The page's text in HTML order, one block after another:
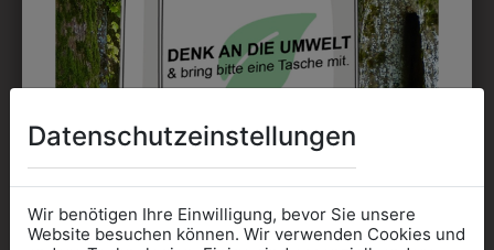
DAS KÖNNTE IHNEN
AUCH GEFALLEN
Datenschutzeinstellungen
Wir benötigen Ihre Einwilligung, bevor Sie unsere
Website besuchen können. Wir verwenden Cookies und